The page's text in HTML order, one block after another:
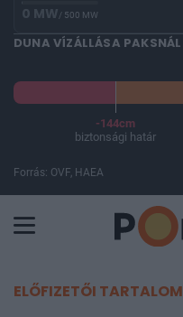
0 MW/ 500 MW
DUNA VÍZÁLLÁSA PAKSNÁL
-144cm
biztonsági határ
Forrás: OVF, HAEA
ELŐFIZETŐI TARTALOM